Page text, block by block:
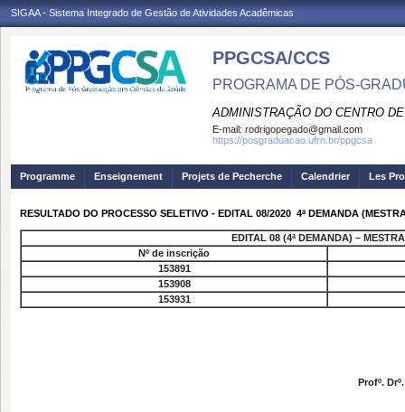
SIGAA - Sistema Integrado de Gestão de Atividades Acadêmicas
PPGCSA/CCS
PROGRAMA DE PÓS-
ADMINISTRAÇÃO DO CENTRO
E-mail: rodrigopegado@gmail.com
https://posgraduacao.ufrn.br/ppgcsa
Programme Enseignement Projets de Pecherche Calendrier Les
RESULTADO DO PROCESSO SELETIVO - EDITAL 08/2020  4ª DEMANDA
EDITAL 08 (4ª DEMANDA) –
Nº de inscrição
153891
153908
153931
Profº.